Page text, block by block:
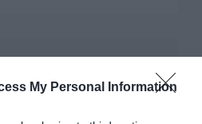
My Personal Information